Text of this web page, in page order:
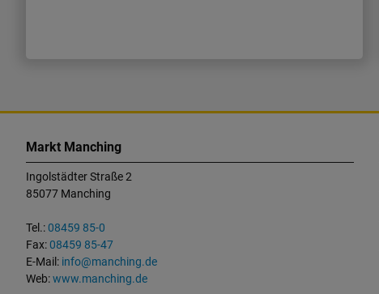
Markt Manching
Ingolstädter Straße 2
85077 Manching
Tel.:08459 85-0
Fax:08459 85-47
E-Mail: info@manching.de
Web:www.manching.de